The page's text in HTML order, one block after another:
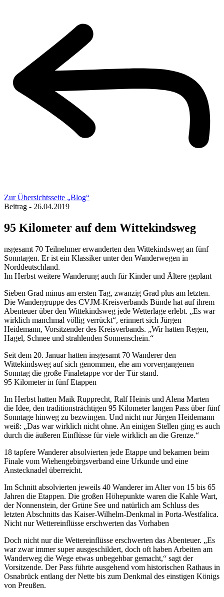
Zur Übersichtsseite „Blog“
Beitrag - 26.04.2019
95 Kilometer auf dem Wittekindsweg
nsgesamt 70 Teilnehmer erwanderten den Wittekindsweg an fünf
Sonntagen. Er ist ein Klassiker unter den Wanderwegen in
Norddeutschland.
Im Herbst weitere Wanderung auch für Kinder und Ältere geplant
Sieben Grad minus am ersten Tag, zwanzig Grad plus am letzten.
Die Wandergruppe des CVJM-Kreisverbands Bünde hat auf ihrem
Abenteuer über den Wittekindsweg jede Wetterlage erlebt. „Es war
wirklich manchmal völlig verrückt“, erinnert sich Jürgen
Heidemann, Vorsitzender des Kreisverbands. „Wir hatten Regen,
Hagel, Schnee und strahlenden Sonnenschein.“
Seit dem 20. Januar hatten insgesamt 70 Wanderer den
Wittekindsweg auf sich genommen, ehe am vorvergangenen
Sonntag die große Finaletappe vor der Tür stand.
95 Kilometer in fünf Etappen
Im Herbst hatten Maik Rupprecht, Ralf Heinis und Alena Marten
die Idee, den traditionsträchtigen 95 Kilometer langen Pass über fünf
Sonntage hinweg zu bezwingen. Und nicht nur Jürgen Heidemann
weiß: „Das war wirklich nicht ohne. An einigen Stellen ging es auch
durch die äußeren Einflüsse für viele wirklich an die Grenze.“
18 tapfere Wanderer absolvierten jede Etappe und bekamen beim
Finale vom Wiehengebirgsverband eine Urkunde und eine
Anstecknadel überreicht.
Im Schnitt absolvierten jeweils 40 Wanderer im Alter von 15 bis 65
Jahren die Etappen. Die großen Höhepunkte waren die Kahle Wart,
der Nonnenstein, der Grüne See und natürlich am Schluss des
letzten Abschnitts das Kaiser-Wilhelm-Denkmal in Porta-Westfalica.
Nicht nur Wettereinflüsse erschwerten das Vorhaben
Doch nicht nur die Wettereinflüsse erschwerten das Abenteuer. „Es
war zwar immer super ausgeschildert, doch oft haben Arbeiten am
Wanderweg die Wege etwas unbegehbar gemacht,“ sagt der
Vorsitzende. Der Pass führte ausgehend vom historischen Rathaus in
Osnabrück entlang der Nette bis zum Denkmal des einstigen Königs
von Preußen.